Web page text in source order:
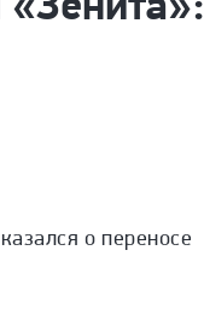
о переносе